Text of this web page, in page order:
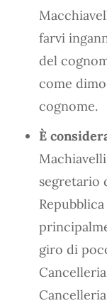
farvi
del
come
cognome.
È
segretario
giro di